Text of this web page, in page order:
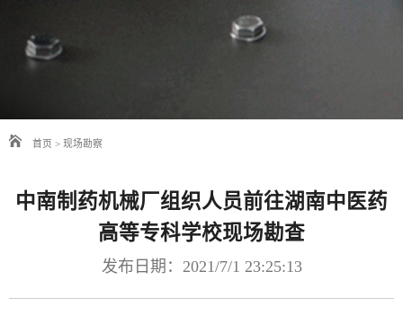
首页 > 现场勘察
中南制药机械厂组织人员前往湖南中医药
高等专科学校现场勘查
发布日期：2021/7/1 23:25:13